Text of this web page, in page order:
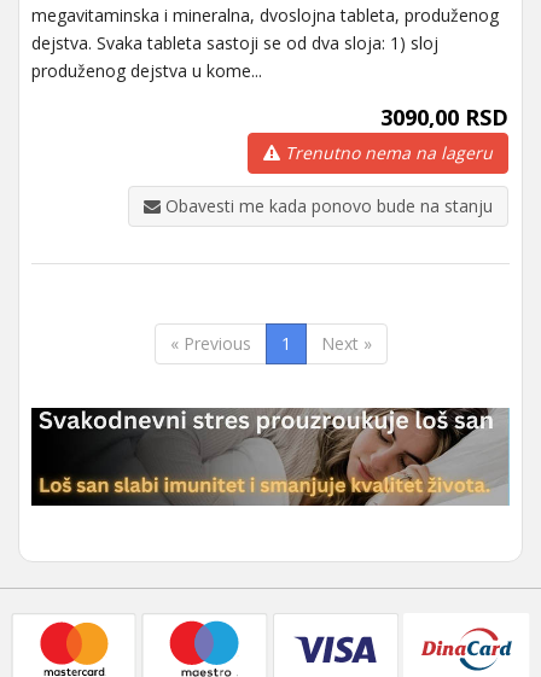
megavitaminska i mineralna, dvoslojna tableta, produženog
dejstva. Svaka tableta sastoji se od dva sloja: 1) sloj
produženog dejstva u kome...
3090,00 RSD
Trenutno nema na lageru
Obavesti me kada ponovo bude na stanju
« Previous 1 Next »